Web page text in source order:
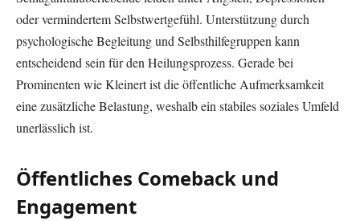
oder vermindertem Selbstwertgefühl. Unterstützung durch
psychologische Begleitung und Selbsthilfegruppen kann
entscheidend sein für den Heilungsprozess. Gerade bei
Prominenten wie Kleinert ist die öffentliche Aufmerksamkeit
eine zusätzliche Belastung, weshalb ein stabiles soziales Umfeld
unerlässlich ist.
Öffentliches Comeback und
Engagement